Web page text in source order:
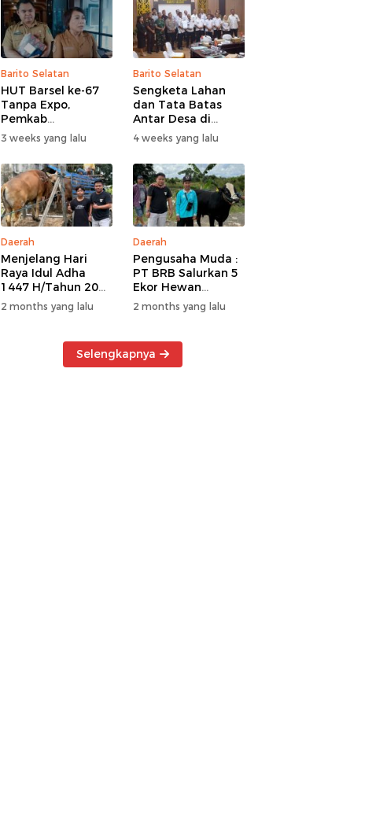
Barito Selatan
HUT Barsel ke-67
Tanpa Expo,
Pemkab
Prioritaskan UMKM
dan Bantuan Sosial
3 weeks yang lalu
Barito Selatan
Sengketa Lahan
dan Tata Batas
Antar Desa di
Barsel Jadi
Perhatian Serius
4 weeks yang lalu
Daerah
Menjelang Hari
Raya Idul Adha
1447 H/Tahun 2026
M, PT BRB Salurkan
5 Ekor Hewan
2 months yang lalu
Daerah
Pengusaha Muda :
PT BRB Salurkan 5
Ekor Hewan
Kurban Kepada
Warga Khususnya
Operasional
2 months yang lalu
Selengkapnya